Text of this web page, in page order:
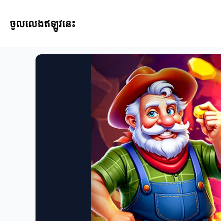
ចូលលេងឥឡូវនេះ